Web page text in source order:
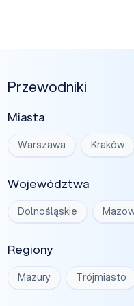
Przewodniki
Miasta
Warszawa Kraków
Województwa
Dolnośląskie
Regiony
Mazury Trójmiasto